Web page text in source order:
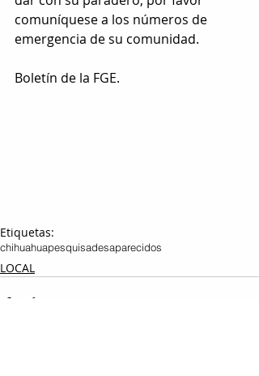
comuníquese a los números de
emergencia de su comunidad.
Boletín de la FGE.
Etiquetas:
chihuahuapesquisadesaparecidos
LOCAL